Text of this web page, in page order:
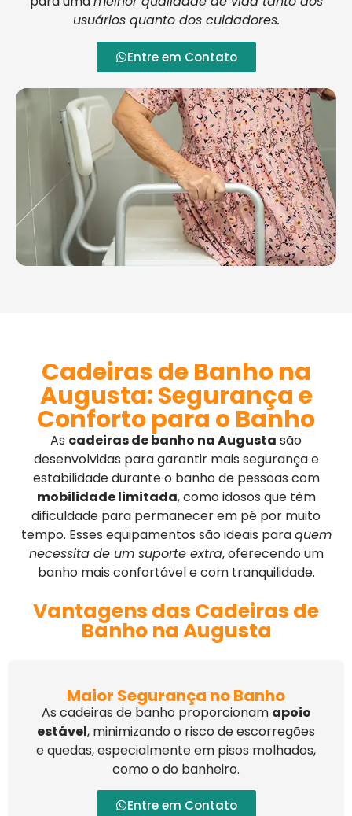
usuários quanto dos cuidadores.
Entre em Contato
Cadeiras de Banho na
Augusta: Segurança e
Conforto para o Banho
As cadeiras de banho na Augusta são
desenvolvidas para garantir mais segurança e
estabilidade durante o banho de pessoas com
mobilidade limitada, como idosos que têm
dificuldade para permanecer em pé por muito
tempo. Esses equipamentos são ideais paraquem
necessita de um suporte extra, oferecendo um
banho mais confortável e com tranquilidade.
Vantagens das Cadeiras de
Banho na Augusta
Maior Segurança no Banho
As cadeiras de banho proporcionam apoio
estável, minimizando o risco de escorregões
e quedas, especialmente em pisos molhados,
como o do banheiro.
Entre em Contato